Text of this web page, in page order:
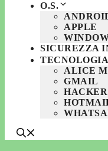
O.S.
APPLE
SICUREZZA
TECNOLOGIA
ALICE
GMAIL
HACKER